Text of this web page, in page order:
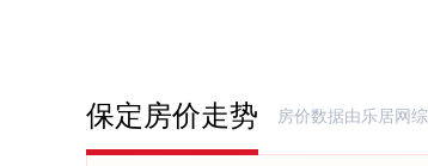
保定房价走势 房价数据由乐居网